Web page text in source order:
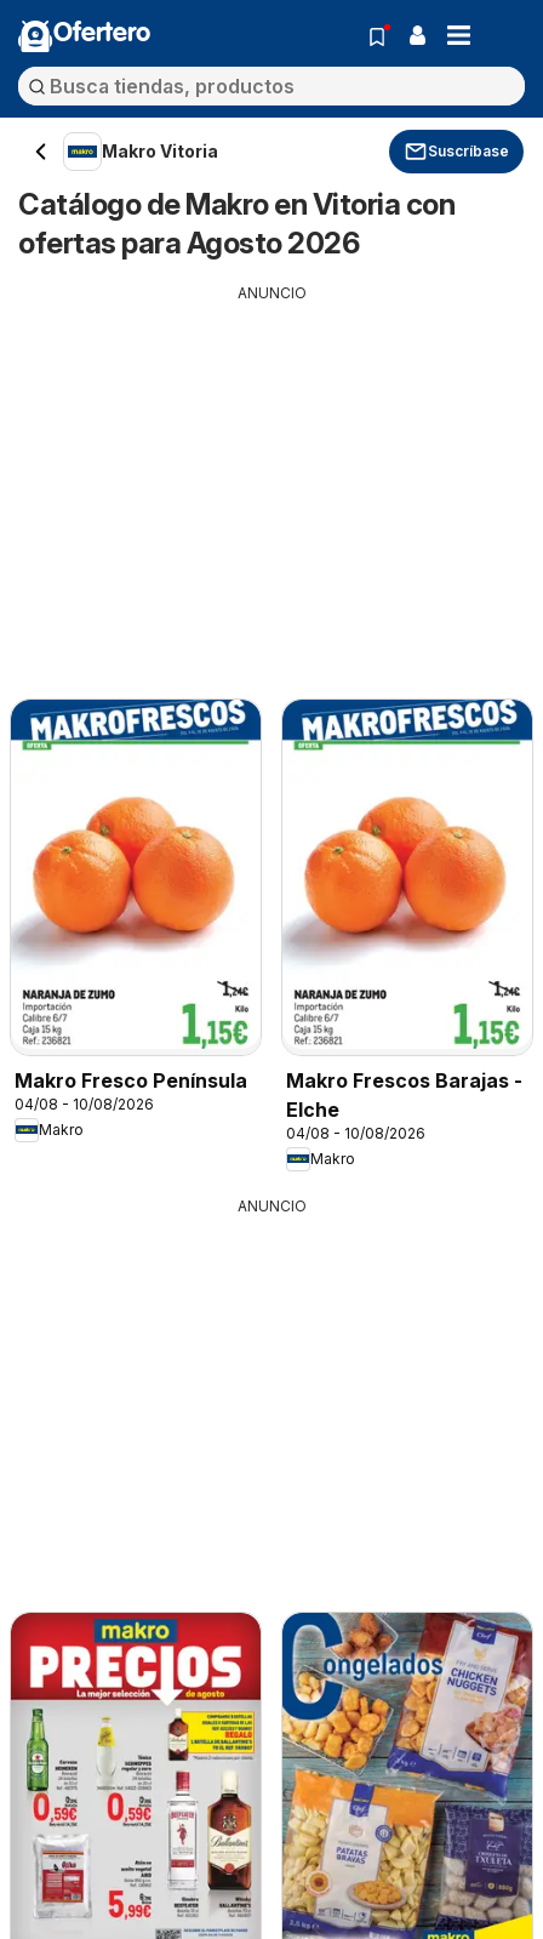
Ofertero
Makro Vitoria Suscríbase
Catálogo de Makro en Vitoria con
ofertas para Agosto 2026
ANUNCIO
Makro Fresco Península
04/08 - 10/08/2026
Makro
Makro Frescos Barajas -
Elche
04/08 - 10/08/2026
Makro
ANUNCIO